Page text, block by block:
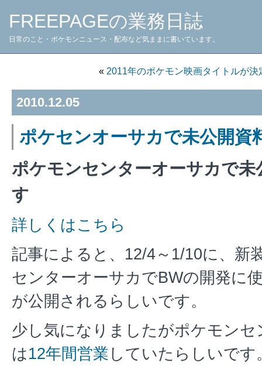
FREEPAGEの業務日誌
日常のこと・ポケモンニュース・配布など気ままに書いています。
« 2011年のポケモン映画タイトルが決
2010.12.05
ポケセンオーサカで未公開資
ポケモンセンターオーサカで未
す
詳しくはこちら
記事によると、12/4～1/10に、新
センターオーサカでBWの開発に
が公開されるらしいです。
少し気になりましたがポケモン
は12年間営業 していたらしいです